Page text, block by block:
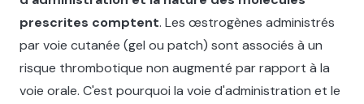
prescrites comptent. Les œstrogènes administrés
par voie cutanée (gel ou patch) sont associés à un
risque thrombotique non augmenté par rapport à la
voie orale. C'est pourquoi la voie d'administration et le